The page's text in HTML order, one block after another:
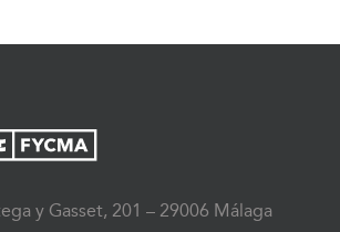
y Gasset, 201 – 29006 Málaga